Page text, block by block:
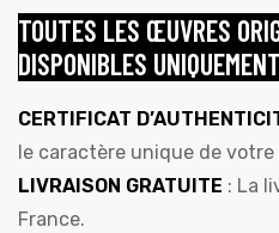
TOUTES LES ŒUVRES
DISPONIBLES
CERTIFICAT
le caractère unique de
LIVRAISON GRATUITE : La
France.